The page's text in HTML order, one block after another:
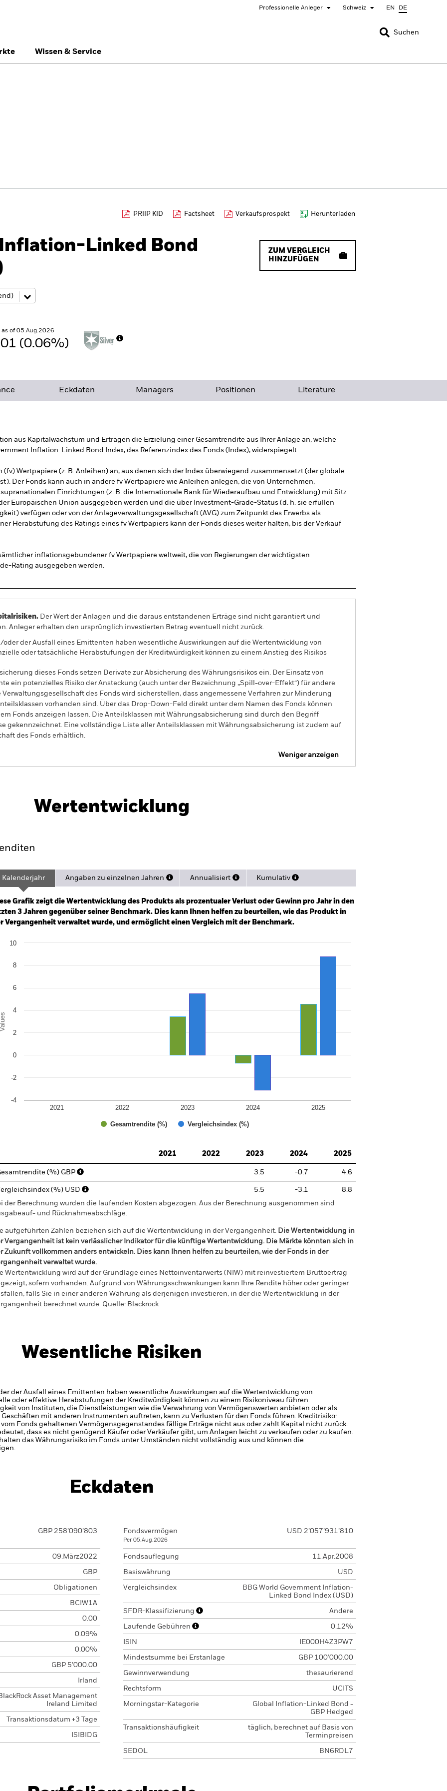
Professionelle Anleger Schweiz EN DE
SCHLIESSEN
SCHLIESSEN
Õsterreich Location not listed
Suchen
Wissen & Service
PRIIP KID Factsheet Verkaufsprospekt Herunterladen
Linked Bond
ZUM VERGLEICH
HINZUFÜGEN
as of 05.Aug.2026
(0.06%)
Eckdaten Managers Positionen Literature
aus Kapitalwachstum und Erträgen die Erzielung einer Gesamtrendite aus Ihrer Anlage an, welche
Inflation-Linked Bond Index, des Referenzindex des Fonds (Index), widerspiegelt.
Wertpapiere (z. B. Anleihen) an, aus denen sich der Index überwiegend zusammensetzt (der globale
Der Fonds kann auch in andere fv Wertpapiere wie Anleihen anlegen, die von Unternehmen,
Einrichtungen (z. B. die Internationale Bank für Wiederaufbau und Entwicklung) mit Sitz
Europäischen Union ausgegeben werden und die über Investment-Grade-Status (d. h. sie erfüllen
verfügen oder von der Anlageverwaltungsgesellschaft (AVG) zum Zeitpunkt des Erwerbs als
Herabstufung des Ratings eines fv Wertpapiers kann der Fonds dieses weiter halten, bis der Verkauf
inflationsgebundener fv Wertpapiere weltweit, die von Regierungen der wichtigsten
Rating ausgegeben werden.
Der Wert der Anlagen und die daraus entstandenen Erträge sind nicht garantiert und
Anleger erhalten den ursprünglich investierten Betrag eventuell nicht zurück.
der Ausfall eines Emittenten haben wesentliche Auswirkungen auf die Wertentwicklung von
oder tatsächliche Herabstufungen der Kreditwürdigkeit können zu einem Anstieg des Risikos
dieses Fonds setzen Derivate zur Absicherung des Währungsrisikos ein. Der Einsatz von
ein potenzielles Risiko der Ansteckung (auch unter der Bezeichnung „Spill-over-Effekt“) für andere
des Fonds wird sicherstellen, dass angemessene Verfahren zur Minderung
vorhanden sind. Über das Drop-Down-Feld direkt unter dem Namen des Fonds können
Fonds anzeigen lassen. Die Anteilsklassen mit Währungsabsicherung sind durch den Begriff
gekennzeichnet. Eine vollständige Liste aller Anteilsklassen mit Währungsabsicherung ist zudem auf
des Fonds erhältlich.
Weniger anzeigen
Eckdaten Managers
Wertentwicklung
2022-02-28 00:00:00 to 2026-07-31 00:00:00.
-24 to 0.
Kalenderjahr Angaben zu einzelnen Jahren Annualisiert Kumulativ
Grafik zeigt die Wertentwicklung des Produkts als prozentualer Verlust oder Gewinn pro Jahr in den
3 Jahren gegenüber seiner Benchmark. Dies kann Ihnen helfen zu beurteilen, wie das Produkt in
Vergangenheit verwaltet wurde, und ermöglicht einen Vergleich mit der Benchmark.
chart with 2 data series.
chart has 1 Y axis displaying Values. Range: -4 to 10.
Values
Gesamtrendite (%) Vergleichsindex (%)
2021 2022 2023 2024 2025
-4
-2
0
2
4
6
8
10
2021
2022 2023 2024 2025
(%) GBP 3.5 -0.7 4.6
(%) USD 5.5 -3.1
8.8
der Berechnung wurden die laufenden Kosten abgezogen. Aus der Berechnung ausgenommen sind
und Rücknahmeabschläge.
aufgeführten Zahlen beziehen sich auf die Wertentwicklung in der Vergangenheit. Die Wertentwicklung in
Vergangenheit ist kein verlässlicher Indikator für die künftige Wertentwicklung. Die Märkte könnten sich in
Zukunft vollkommen anders entwickeln. Dies kann Ihnen helfen zu beurteilen, wie der Fonds in der
verwaltet wurde.
Wertentwicklung wird auf der Grundlage eines Nettoinventarwerts (NIW) mit reinvestiertem Bruttoertrag
sofern vorhanden. Aufgrund von Währungsschwankungen kann Ihre Rendite höher oder geringer
falls Sie in einer anderen Währung als derjenigen investieren, in der die Wertentwicklung in der
berechnet wurde. Quelle: Blackrock
Wesentliche Risiken
der Ausfall eines Emittenten haben wesentliche Auswirkungen auf die Wertentwicklung von
oder effektive Herabstufungen der Kreditwürdigkeit können zu einem Risikoniveau führen.
von Instituten, die Dienstleistungen wie die Verwahrung von Vermögenswerten anbieten oder als
mit anderen Instrumenten auftreten, kann zu Verlusten für den Fonds führen. Kreditrisiko:
Fonds gehaltenen Vermögensgegenstandes fällige Erträge nicht aus oder zahlt Kapital nicht zurück.
dass es nicht genügend Käufer oder Verkäufer gibt, um Anlagen leicht zu verkaufen oder zu kaufen.
das Währungsrisiko im Fonds unter Umständen nicht vollständig aus und können die
Eckdaten
GBP 258’090’803
09.März2022
GBP
Obligationen
BCIW1A
0.00
0.09%
0.00%
GBP 5’000.00
Irland
Asset Management
Ireland Limited
Transaktionsdatum +3 Tage
ISIBIDG
Fondsvermögen
Per 05.Aug.2026
USD 2’057’931’810
Fondsauflegung 11.Apr.2008
Basiswährung USD
Vergleichsindex
BBG World Government Inflation-
Linked Bond Index (USD)
SFDR-Klassifizierung Andere
Laufende Gebühren 0.12%
ISIN IE000H4Z3PW7
Mindestsumme bei Erstanlage GBP 100’000.00
Gewinnverwendung thesaurierend
Rechtsform UCITS
Morningstar-Kategorie
Global Inflation-Linked Bond -
GBP Hedged
Transaktionshäufigkeit
täglich, berechnet auf Basis von
Terminpreisen
SEDOL BN6RDL7